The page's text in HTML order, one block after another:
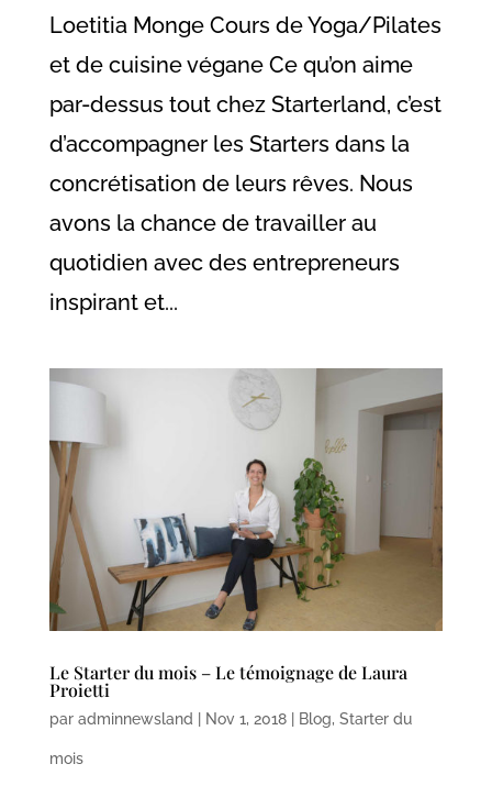
Loetitia Monge Cours de Yoga/Pilates
et de cuisine végane Ce qu’on aime
par-dessus tout chez Starterland, c’est
d’accompagner les Starters dans la
concrétisation de leurs rêves. Nous
avons la chance de travailler au
quotidien avec des entrepreneurs
inspirant et...
Le Starter du mois – Le témoignage de Laura
Proietti
par adminnewsland Nov 1, 2018| Blog, Starter du
mois